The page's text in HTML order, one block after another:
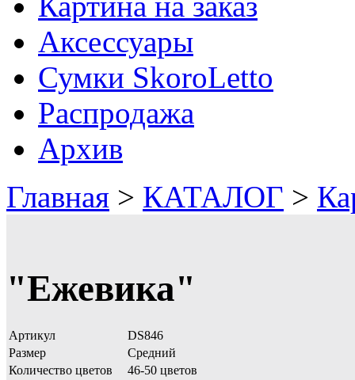
Аксессуары
Сумки SkoroLetto
Распродажа
Архив
Главная > КАТАЛОГ >
"Ежевика"
Артикул
DS846
Размер
Средний
Количество цветов
46-50 цветов